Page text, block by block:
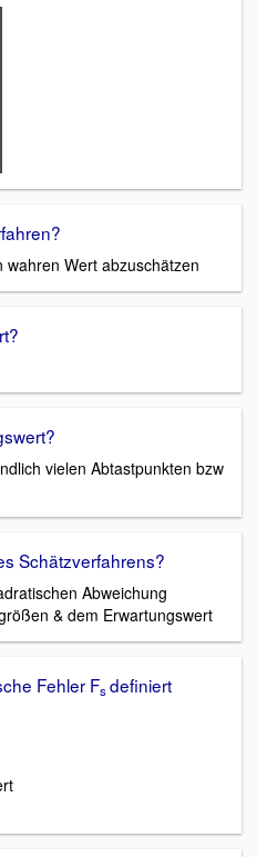
wahren Wert abzuschätzen
vielen Abtastpunkten bzw
Schätzverfahrens?
Abweichung
& dem Erwartungswert
Fehler Fsdefiniert